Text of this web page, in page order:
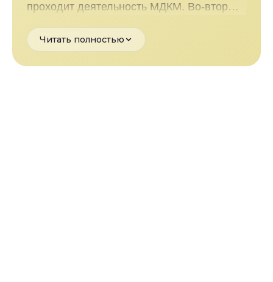
проходит деятельность МДКМ. Во-вторых,
планку, которую берут ребята. Все, что
Читать полностью